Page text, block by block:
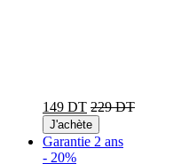
149 DT 229 DT
J'achète
Garantie 2 ans
- 20%